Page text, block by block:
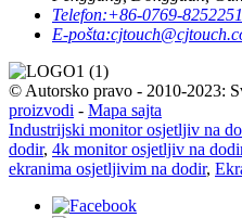
Telefon:+86-0769-
E-pošta:
© Autorsko pravo - 2010-2023:
proizvodi - Mapa sajta
Industrijski monitor osjetljiv na
dodir, 4k monitor osjetljiv na
ekranima osjetljivim na dodir,